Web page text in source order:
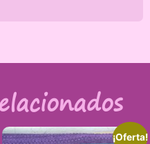
¡Oferta!